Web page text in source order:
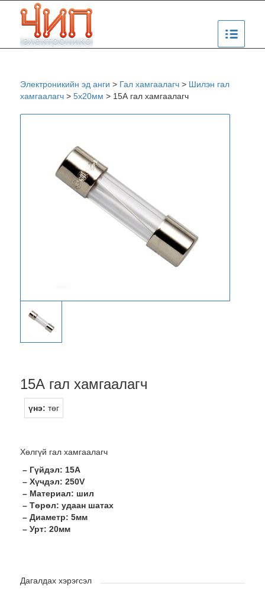
Электроникийн эд анги > Гал хамгаалагч> Шилэн гал
хамгаалагч> 5х20мм > 15А гал хамгаалагч
15А гал хамгаалагч
үнэ: төг
Хөлгүй гал хамгаалагч
– Гүйдэл: 15А
– Хүчдэл: 250V
– Материал: шил
– Төрөл: удаан шатах
– Диаметр: 5мм
– Урт: 20мм
Дагалдах хэрэгсэл